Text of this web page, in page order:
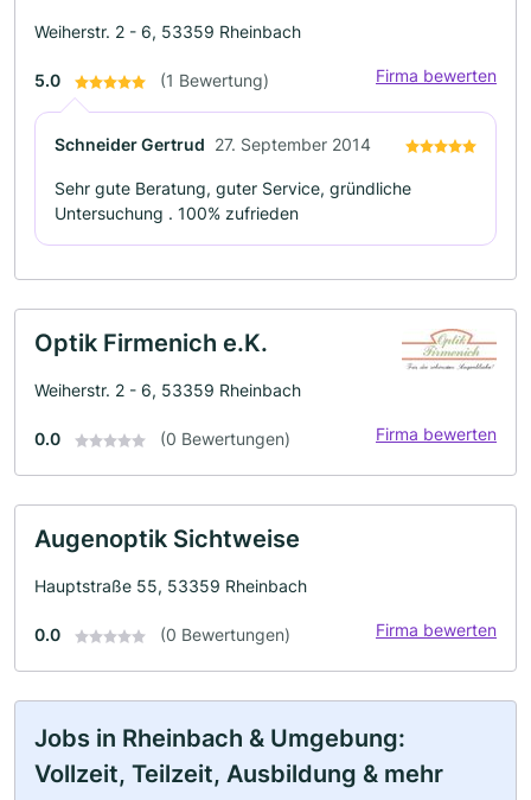
Weiherstr. 2 - 6, 53359 Rheinbach
5.0 (1 Bewertung) Firma bewerten
Schneider Gertrud 27. September 2014
Sehr gute Beratung, guter Service, gründliche
Untersuchung . 100% zufrieden
Optik Firmenich e.K.
Weiherstr. 2 - 6, 53359 Rheinbach
0.0 (0 Bewertungen) Firma bewerten
Augenoptik Sichtweise
Hauptstraße 55, 53359 Rheinbach
0.0 (0 Bewertungen) Firma bewerten
Jobs in Rheinbach & Umgebung:
Vollzeit, Teilzeit, Ausbildung & mehr